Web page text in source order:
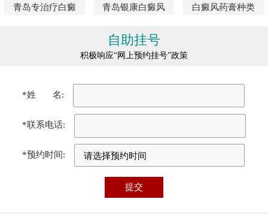
青岛专治疗白癜 青岛银康白癜风 白癜风药膏种类
自助挂号
积极响应“网上预约挂号”政策
*姓 名:
*联系电话:
*预约时间: